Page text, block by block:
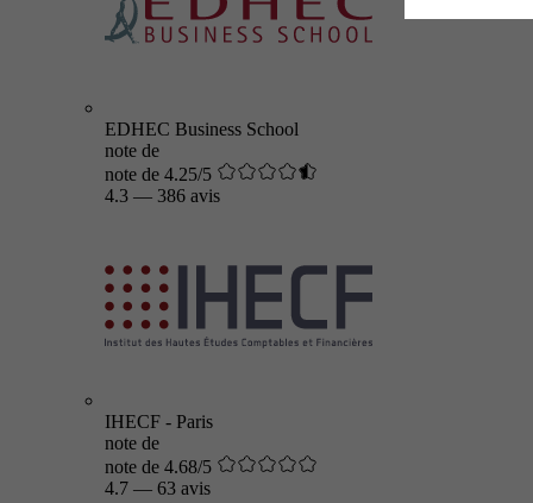
EDHEC Business School
note de
note de 4.25/5
4.3 — 386 avis
IHECF - Paris
note de
note de 4.68/5
4.7 — 63 avis